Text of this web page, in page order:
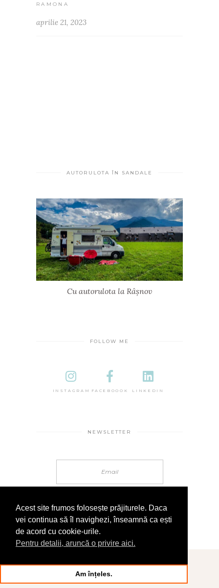
RAMONA
aprilie 21, 2023
AUTORULOTA ÎN SANDALE
Cu autorulota la Râșnov
FOLLOW ME
INSTAGRAM FACEBOOOK LINKEDIN
NEWSLETTER
© 2025 În Sandale
Acest site frumos folosește prăjiturele. Daca
vei continua să îl navighezi, înseamnă ca ești
de acord cu cookie-urile.
Pentru detalii, aruncă o privire aici.
Am înțeles.